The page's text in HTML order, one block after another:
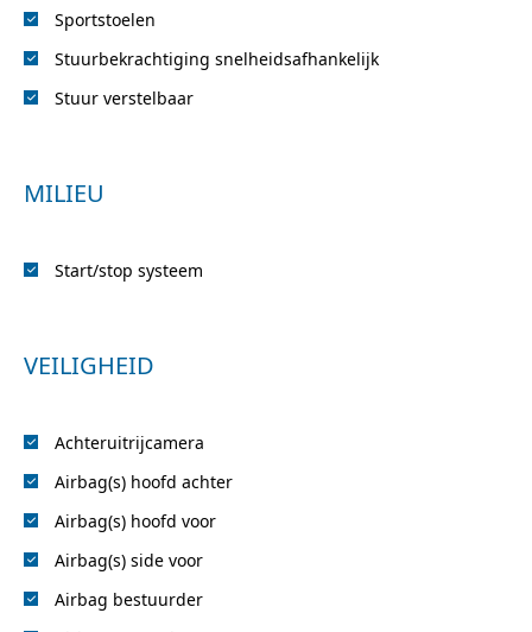
Sportstoelen
Stuurbekrachtiging snelheidsafhankelijk
Stuur verstelbaar
MILIEU
Start/stop systeem
VEILIGHEID
Achteruitrijcamera
Airbag(s) hoofd achter
Airbag(s) hoofd voor
Airbag(s) side voor
Airbag bestuurder